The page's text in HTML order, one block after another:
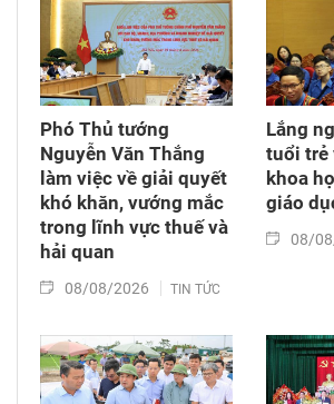
Phó Thủ tướng
Nguyễn Văn Thắng
làm việc về giải quyết
khó khăn, vướng mắc
trong lĩnh vực thuế và
hải quan
08/08/2026 TIN TỨC
Lắng
tuổi trẻ
khoa
giáo
08/